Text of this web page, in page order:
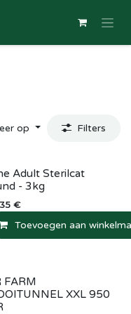
op Filters
Vergelijken
Adult Sterilcat
- 3kg
€
Toevoegen aan
FARM
XXL 950